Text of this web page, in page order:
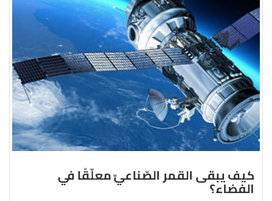
كيف يبقى القمر الصّناعيّ معلّقًا في
الفضاء؟